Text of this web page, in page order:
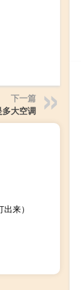
下一篇
大空调
来）